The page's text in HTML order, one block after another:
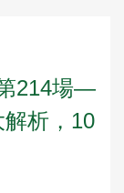
214場—
解析，10